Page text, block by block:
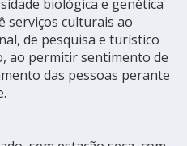
biológica e genética
serviços culturais ao
de pesquisa e turístico
ao permitir sentimento de
das pessoas perante